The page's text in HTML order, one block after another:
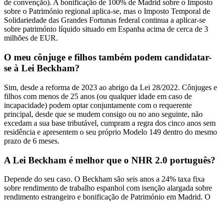
de convenção). A bonificação de 100% de Madrid sobre o Imposto
sobre o Património regional aplica-se, mas o Imposto Temporal de
Solidariedade das Grandes Fortunas federal continua a aplicar-se
sobre património líquido situado em Espanha acima de cerca de 3
milhões de EUR.
O meu cônjuge e filhos também podem candidatar-
se à Lei Beckham?
Sim, desde a reforma de 2023 ao abrigo da Lei 28/2022. Cônjuges e
filhos com menos de 25 anos (ou qualquer idade em caso de
incapacidade) podem optar conjuntamente com o requerente
principal, desde que se mudem consigo ou no ano seguinte, não
excedam a sua base tributável, cumpram a regra dos cinco anos sem
residência e apresentem o seu próprio Modelo 149 dentro do mesmo
prazo de 6 meses.
A Lei Beckham é melhor que o NHR 2.0 português?
Depende do seu caso. O Beckham são seis anos a 24% taxa fixa
sobre rendimento de trabalho espanhol com isenção alargada sobre
rendimento estrangeiro e bonificação de Património em Madrid. O